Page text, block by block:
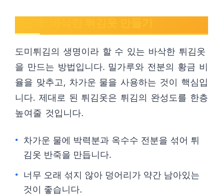
도미튀김의 생명이라 할 수 있는 바삭한 튀김옷
을 만드는 방법입니다. 밀가루와 전분의 황금 비
율을 맞추고, 차가운 물을 사용하는 것이 핵심입
니다. 제대로 된 튀김옷은 튀김의 완성도를 한층
높여줄 것입니다.
차가운 물에 박력분과 옥수수 전분을 섞어 튀
김옷 반죽을 만듭니다.
너무 오래 섞지 않아 덩어리가 약간 남아있는
것이 좋습니다.